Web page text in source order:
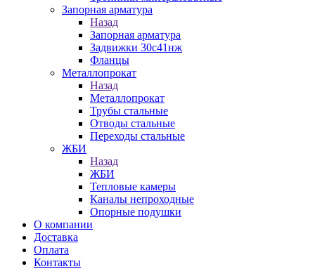
Запорная арматура
Назад
Запорная арматура
Задвижки 30с41нж
Фланцы
Металлопрокат
Назад
Металлопрокат
Трубы стальные
Отводы стальные
Переходы стальные
ЖБИ
Назад
ЖБИ
Тепловые камеры
Каналы непроходные
Опорные подушки
О компании
Доставка
Оплата
Контакты